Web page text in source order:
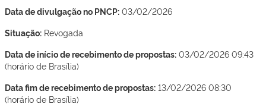
Data de divulgação no PNCP: 03/02/2026
Situação: Revogada
Data de início de recebimento de propostas: 03/02/2026 09:43
(horário de Brasília)
Data fim de recebimento de propostas: 13/02/2026 08:30
(horário de Brasília)